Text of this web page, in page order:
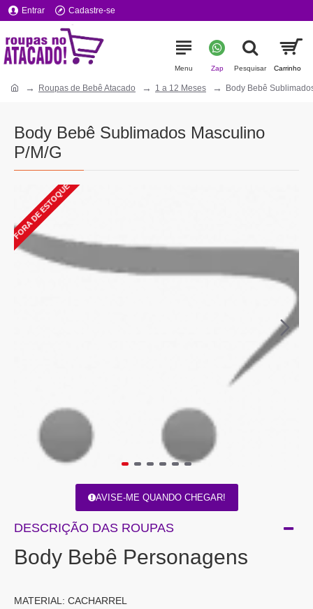
Entrar Cadastre-se
Roupas de Bebê Atacado 1 a 12 Meses Body Bebê
Body Bebê Sublimados Masculino
P/M/G
FORA DE ESTOQUE
AVISE-ME QUANDO CHEGAR!
DESCRIÇÃO DAS ROUPAS
Body Bebê Personagens
MATERIAL: CACHARREL